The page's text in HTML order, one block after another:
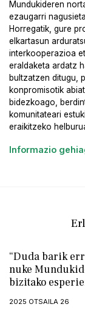
Mundukideren
ezaugarri
Horregatik, gure
elkartasun
interkooperazioa
eraldaketa ardatz
bultzatzen ditugu,
konpromisotik
bidezkoago,
komunitateari
eraikitzeko
Informazio
“Duda barik
nuke
bizitako
2025 OTSAILA 26